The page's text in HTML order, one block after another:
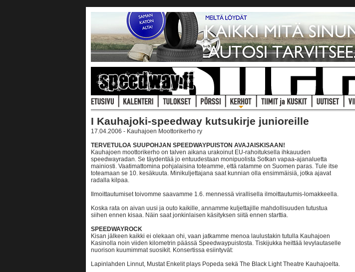
I Kauhajoki-speedway kutsukirje junioreille
17.04.2006 - Kauhajoen Moottorikerho ry
TERVETULOA SUUPOHJAN SPEEDWAYPUISTON AVAJAISKISAAN!
Kauhajoen moottorikerho on talven aikana urakoinut EU-rahoituksella ihkauuden
speedwayradan. Se täydentää jo entuudestaan monipuolista Sotkan vapaa-ajanaluetta
mainiosti. Vaatimattomina pohjalaisina toteamme, että ratamme on Suomen paras. Tule itse
toteamaan se 10. kesäkuuta. Minikuljettajana saat kunnian olla ensimmäisiä, jotka ajavat
radalla kilpaa.
Ilmoittautumiset toivomme saavamme 1.6. mennessä virallisella ilmoittautumis-lomakkeella.
Koska rata on aivan uusi ja outo kaikille, annamme kuljettajille mahdollisuuden tutustua
siihen ennen kisaa. Näin saat jonkinlaisen käsityksen siitä ennen starttia.
SPEEDWAYROCK
Kisan jälkeen kaikki ei olekaan ohi, vaan jatkamme menoa laulustakin tutulla Kauhajoen
Kasinolla noin viiden kilometrin päässä Speedwaypuistosta. Tiskijukka heittää levylautaselle
nuorison kuumimmat suosikit. Konsertissa esiintyvät:
Lapinlahden Linnut, Mustat Enkelit plays Popeda sekä The Black Light Theatre Kauhajoelta.